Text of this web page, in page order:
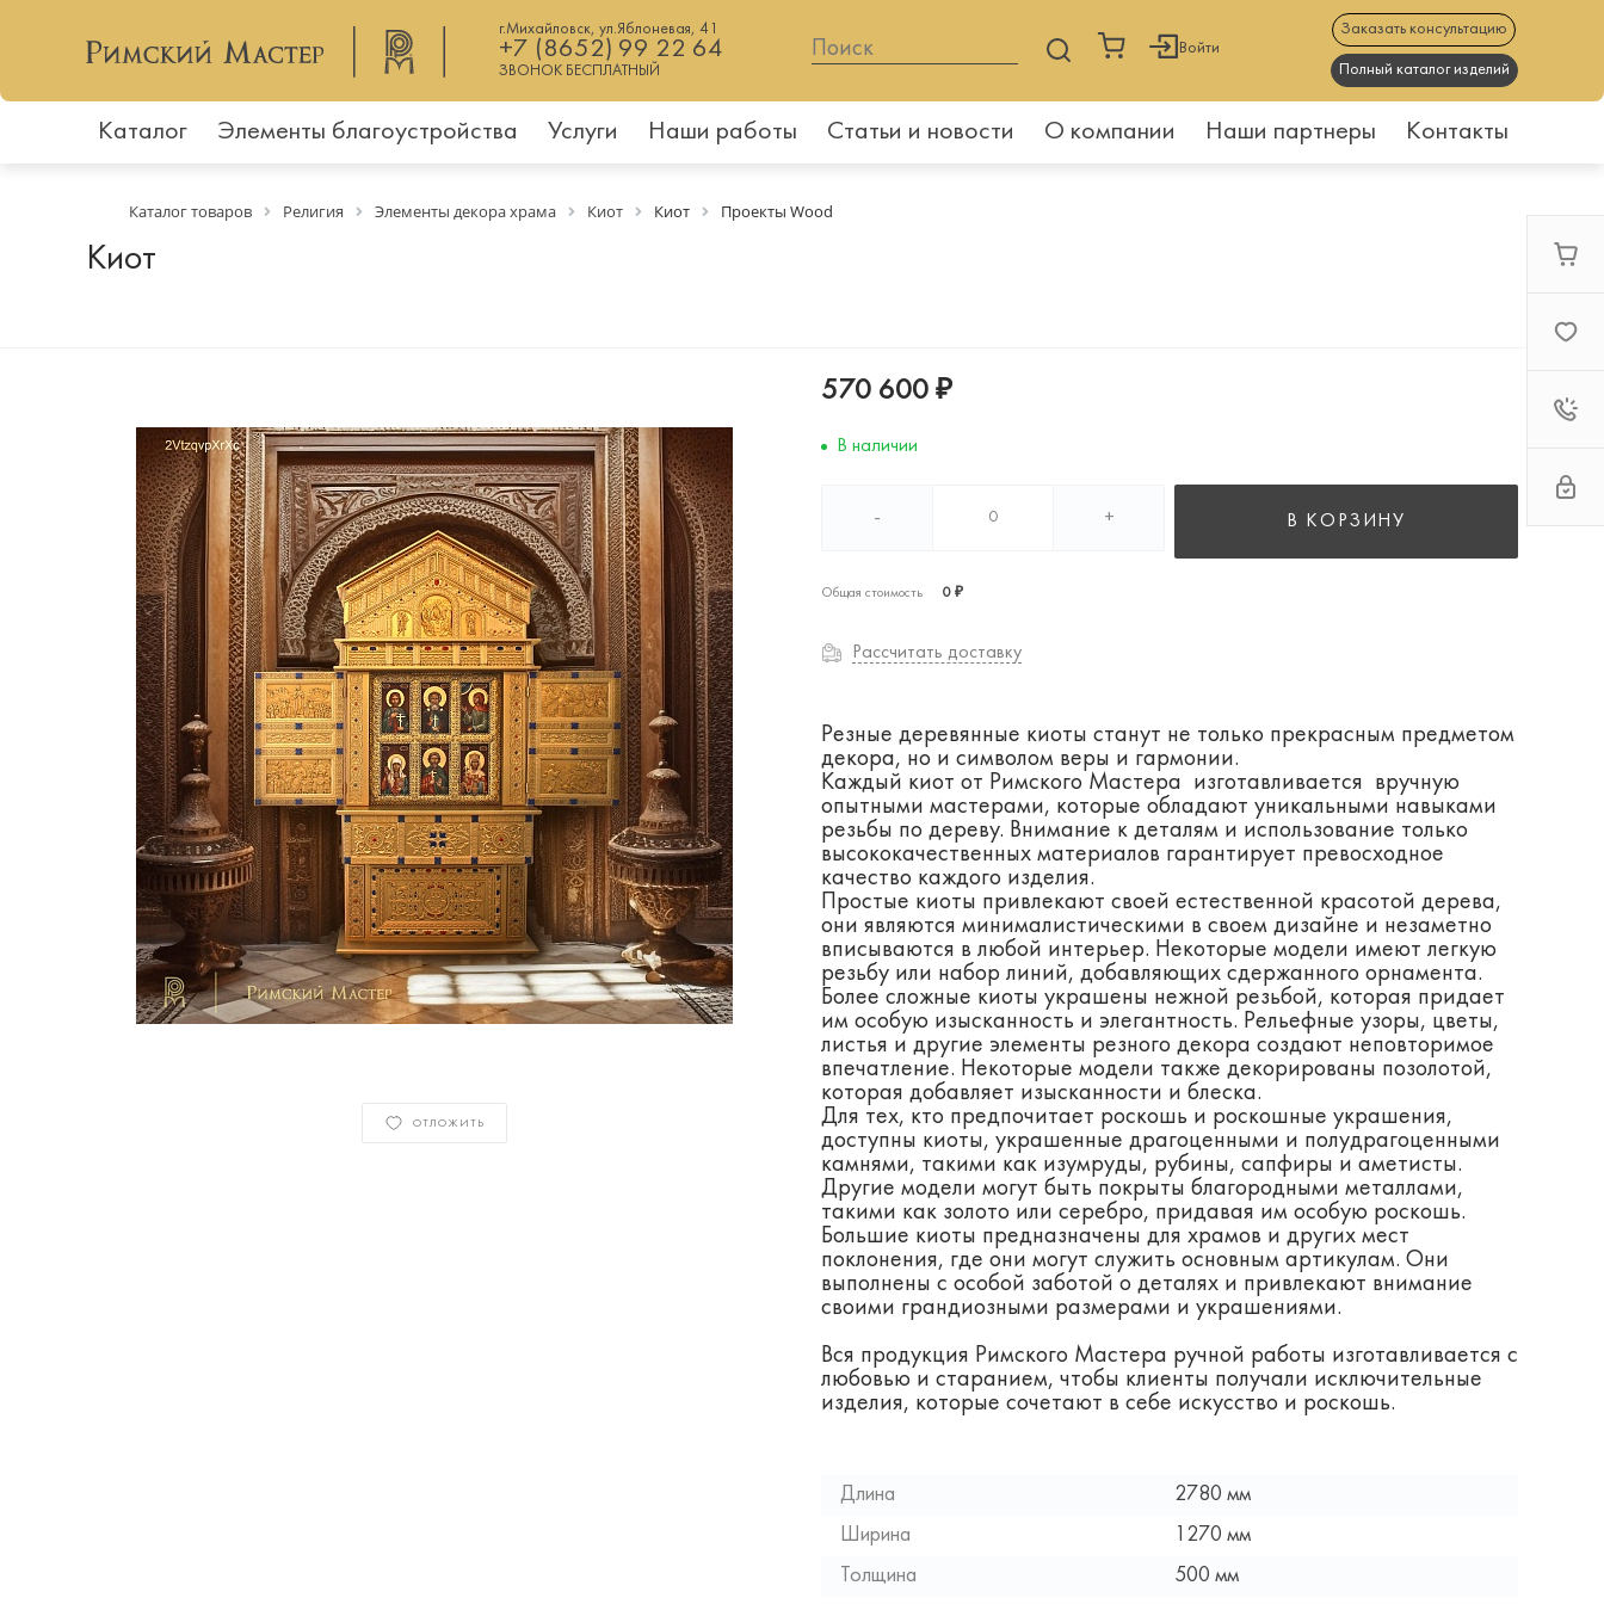
г.Михайловск, ул.Яблоневая, 41
+7 (8652) 99 22 64
ЗВОНОК БЕСПЛАТНЫЙ
Войти
Заказать консультацию
Полный каталог изделий
Каталог Элементы благоустройства Услуги Наши работы Статьи и новости О компании Наши партнеры Контакты
Каталог товаров Религия Элементы декора храма Киот Киот Проекты Wood
Киот
ОТЛОЖИТЬ
570 600 ₽
В наличии
- + В КОРЗИНУ
Общая стоимость 0 ₽
Рассчитать доставку
Резные деревянные киоты станут не только прекрасным предметом
декора, но и символом веры и гармонии.
Каждый киот от Римского Мастера изготавливается вручную
опытными мастерами, которые обладают уникальными навыками
резьбы по дереву. Внимание к деталям и использование только
высококачественных материалов гарантирует превосходное
качество каждого изделия.
Простые киоты привлекают своей естественной красотой дерева,
они являются минималистическими в своем дизайне и незаметно
вписываются в любой интерьер. Некоторые модели имеют легкую
резьбу или набор линий, добавляющих сдержанного орнамента.
Более сложные киоты украшены нежной резьбой, которая придает
им особую изысканность и элегантность. Рельефные узоры, цветы,
листья и другие элементы резного декора создают неповторимое
впечатление. Некоторые модели также декорированы позолотой,
которая добавляет изысканности и блеска.
Для тех, кто предпочитает роскошь и роскошные украшения,
доступны киоты, украшенные драгоценными и полудрагоценными
камнями, такими как изумруды, рубины, сапфиры и аметисты.
Другие модели могут быть покрыты благородными металлами,
такими как золото или серебро, придавая им особую роскошь.
Большие киоты предназначены для храмов и других мест
поклонения, где они могут служить основным артикулам. Они
выполнены с особой заботой о деталях и привлекают внимание
своими грандиозными размерами и украшениями.
Вся продукция Римского Мастера ручной работы изготавливается с
любовью и старанием, чтобы клиенты получали исключительные
изделия, которые сочетают в себе искусство и роскошь.
Длина
2780 мм
Ширина
1270 мм
Толщина
500 мм